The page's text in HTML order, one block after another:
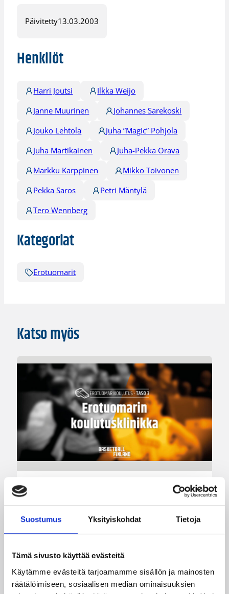
Suostumus Yksityiskohdat Tietoja
Tämä sivusto käyttää evästeitä
Käytämme evästeitä tarjoamamme sisällön ja mainosten
räätälöimiseen, sosiaalisen median ominaisuuksien
Päivitetty13.03.2003
Henkilöt
Harri Joutsi
Ilkka Weijo
Janne Muurinen
Johannes Sarekoski
Jouko Lehtola
Juha ”Magic” Pohjola
Juha Martikainen
Juha-Pekka Orava
Markku Karppinen
Mikko Toivonen
Pekka Saros
Petri Mäntylä
Tero Wennberg
Kategoriat
Erotuomarit
Katso myös
Kauden 2026-27
erotuomareiden
Erotuomarin koulutusklinikka on tasoa nostava
koulutus ja se on tarkoitettu tason 2